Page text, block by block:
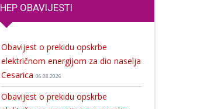
HEP OBAVIJESTI
Obavijest o prekidu opskrbe
električnom energijom za dio naselja
Cesarica 06.08.2026
Obavijest o prekidu opskrbe